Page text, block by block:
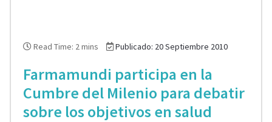
Read Time: 2 mins Publicado: 20 Septiembre 2010
Farmamundi participa en la
Cumbre del Milenio para debatir
sobre los objetivos en salud